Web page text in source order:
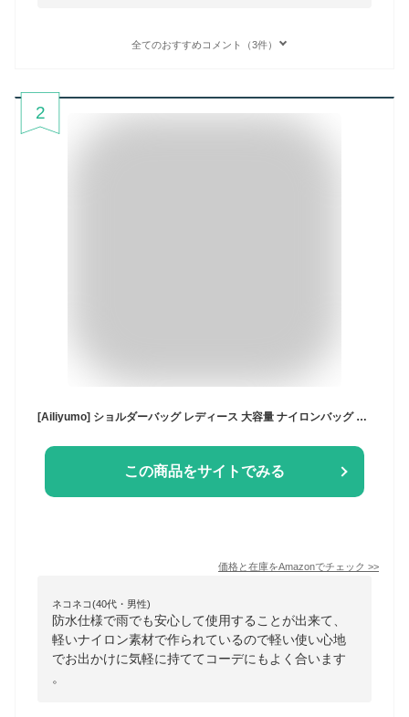
全てのおすすめコメント（3件）
2
[Ailiyumo] ショルダーバッグ レディース 大容量 ナイロンバッグ ショルダー 軽量 斜めがけバッグ 大きめ 防水 シンプルa4 学生 カジュアル 柔らかく 男女兼用 日常
この商品をサイトでみる
価格と在庫をAmazonでチェック >>
ネコネコ(40代・男性)
防水仕様で雨でも安心して使用することが出来て、
軽いナイロン素材で作られているので軽い使い心地
でお出かけに気軽に持ててコーデにもよく合います
。